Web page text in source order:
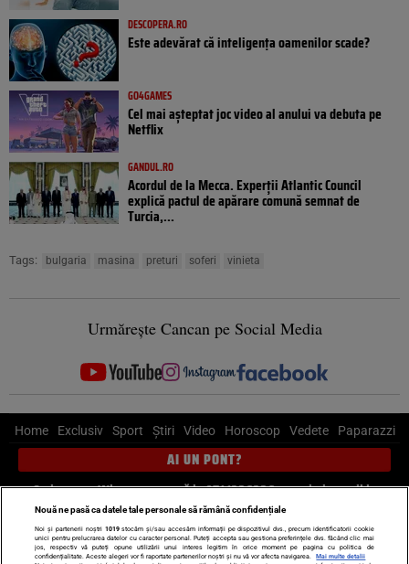
DESCOPERA.RO
Este adevărat că inteligența oamenilor scade?
GO4GAMES
Cel mai așteptat joc video al anului va debuta pe
Netflix
GANDUL.RO
Acordul de la Mecca. Experții Atlantic Council
explică pactul de apărare comună semnat de
Turcia,...
Tags: bulgaria masina preturi soferi vinieta
Urmărește Cancan pe Social Media
Home Exclusiv Sport Știri Video Horoscop Vedete Paparazzi
AI UN PONT?
Scrie-ne pe Whatsapp, sună la 0741226226 sau trimite mail la
pont@cancan.ro
Știri interne Știri externe Politică
Nouă ne pasă ca datele tale personale să rămână confidențiale
Noi și partenerii noștri 1019stocăm și/sau accesăm informații pe dispozitivul dvs., precum identificatorii cookie
unici pentru prelucrarea datelor cu caracter personal. Puteți accepta sau gestiona preferințele dvs. făcând clic mai
jos, respectiv vă puteți opune utilizării unui interes legitim în orice moment pe pagina cu politica de
confidențialitate. Aceste alegeri vor fi raportate partenerilor noștri și nu vă vor afecta navigarea.
Mai multe detalii